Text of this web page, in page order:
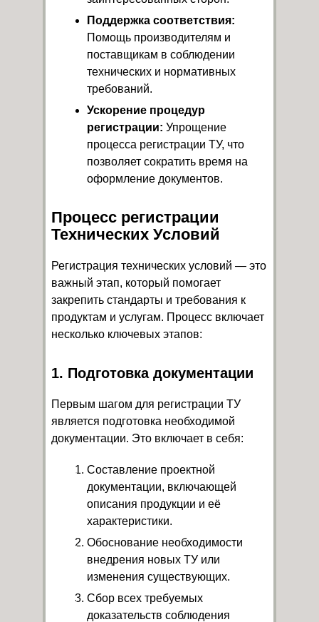
Поддержка соответствия:
Помощь производителям и
поставщикам в соблюдении
технических и нормативных
требований.
Ускорение процедур
регистрации: Упрощение
процесса регистрации ТУ, что
позволяет сократить время на
оформление документов.
Процесс регистрации
Технических Условий
Регистрация технических условий — это
важный этап, который помогает
закрепить стандарты и требования к
продуктам и услугам. Процесс включает
несколько ключевых этапов:
1. Подготовка документации
Первым шагом для регистрации ТУ
является подготовка необходимой
документации. Это включает в себя:
Составление проектной
документации, включающей
описания продукции и её
характеристики.
Обоснование необходимости
внедрения новых ТУ или
изменения существующих.
Сбор всех требуемых
доказательств соблюдения